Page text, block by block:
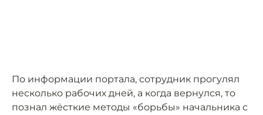
По информации портала, сотрудник прогулял
несколько рабочих дней, а когда вернулся, то
познал жёсткие методы «борьбы» начальника с